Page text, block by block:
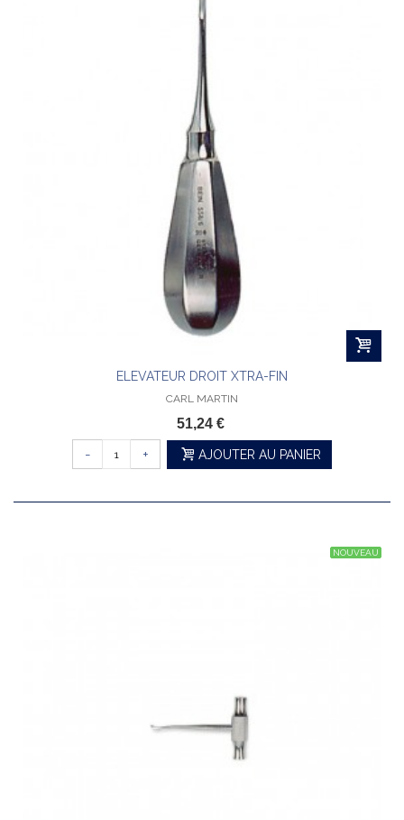
ELEVATEUR DROIT XTRA-FIN
CARL MARTIN
51,24 €
- + AJOUTER AU PANIER
NOUVEAU